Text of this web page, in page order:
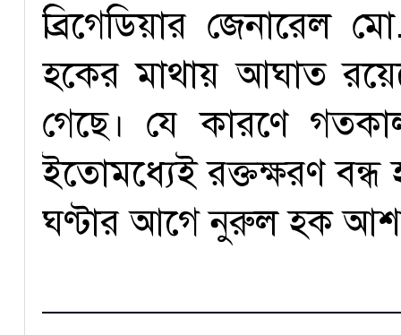
ব্রিগেডিয়ার
হকের মাথায় আঘাত
গেছে। যে কারণে
ইতোমধ্যেই রক্তক্ষরণ
ঘণ্টার আগে নুরুল হক